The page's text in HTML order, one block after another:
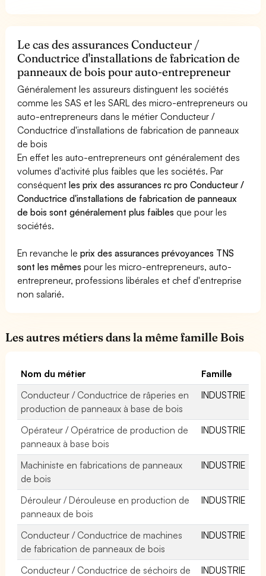
Le cas des assurances Conducteur /
Conductrice d'installations de fabrication de
panneaux de bois pour auto-entrepreneur
Généralement les assureurs distinguent les sociétés
comme les SAS et les SARL des micro-entrepreneurs ou
auto-entrepreneurs dans le métier Conducteur /
Conductrice d'installations de fabrication de panneaux
de bois
En effet les auto-entrepreneurs ont généralement des
volumes d'activité plus faibles que les sociétés. Par
conséquentles prix des assurances rc pro Conducteur /
Conductrice d'installations de fabrication de panneaux
de bois sont généralement plus faibles que pour les
sociétés.
En revanche leprix des assurances prévoyances TNS
sont les mêmes pour les micro-entrepreneurs, auto-
entrepreneur, professions libérales et chef d'entreprise
non salarié.
Les autres métiers dans la même famille Bois
Nom du métier
Famille
Conducteur / Conductrice de râperies en
production de panneaux à base de bois
INDUSTRIE
Opérateur / Opératrice de production de
panneaux à base bois
INDUSTRIE
Machiniste en fabrications de panneaux
de bois
INDUSTRIE
Dérouleur / Dérouleuse en production de
panneaux de bois
INDUSTRIE
Conducteur / Conductrice de machines
de fabrication de panneaux de bois
INDUSTRIE
Conducteur / Conductrice de séchoirs de INDUSTRIE